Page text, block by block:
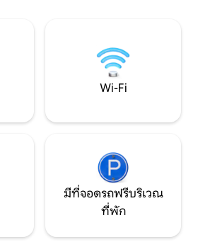
Wi-Fi
มีที่จอดรถฟรีบริเวณ
ที่พัก